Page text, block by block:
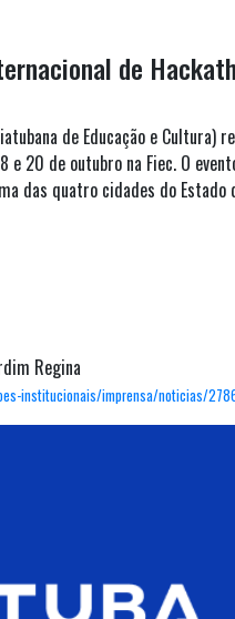
de
de Educação e Cultura)
e 20 de outubro na Fiec. O
das quatro cidades do
Regina
institucionais/imprensa/noticias/